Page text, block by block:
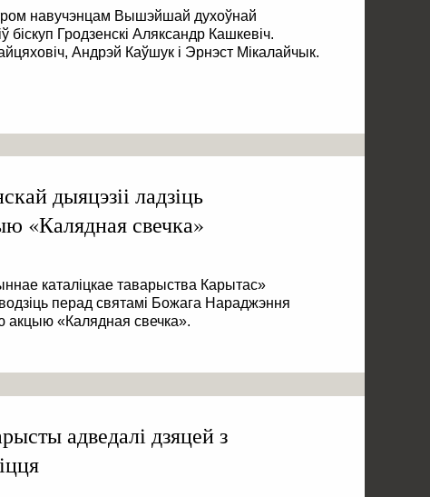
навучэнцам Вышэйшай духоўнай
біскуп Гродзенскі Аляксандр Кашкевіч.
Андрэй Каўшук і Эрнэст Мікалайчык.
дыяцэзіі ладзіць
«Калядная свечка»
каталіцкае таварыства Карытас»
перад святамі Божага Нараджэння
«Калядная свечка».
адведалі дзяцей з